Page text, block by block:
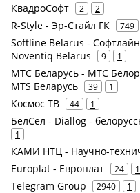
КвадроСофт 2 2
R-Style - Эр-Стайл ГК 749
Softline Belarus -
Noventiq Belarus
9 1
МТС Беларусь - МТС
MTS Беларусь
39 1
Космос ТВ 44 1
БелСел - Diallog -
1
КАМИ НТЦ - Научно-
Europlat - Европлат 24 1
Telegram Group 2940 1